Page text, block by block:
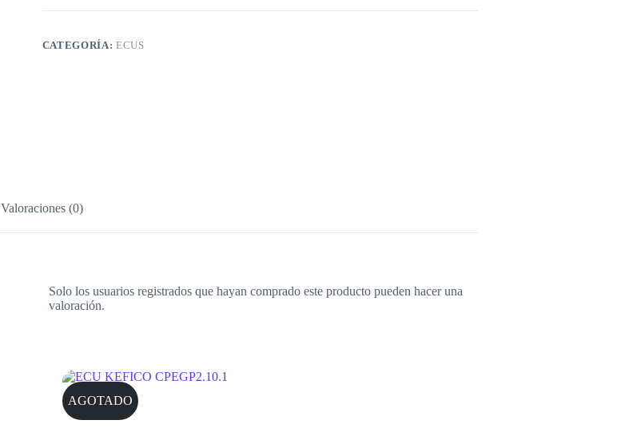
CATEGORÍA: ECUS
Valoraciones (0)
Solo los usuarios registrados que hayan comprado este producto pueden hacer una
valoración.
AGOTADO